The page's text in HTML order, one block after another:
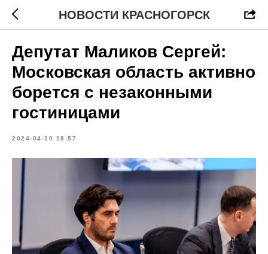
НОВОСТИ КРАСНОГОРСК
Депутат Маликов Сергей:
Московская область активно
борется с незаконными
гостиницами
2024-04-10 18:57